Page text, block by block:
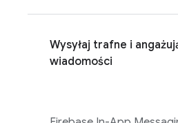
Wysyłaj trafne i
wiadomości